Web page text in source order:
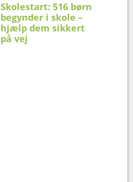
Skolestart: 516 børn
begynder i skole –
hjælp dem sikkert
på vej